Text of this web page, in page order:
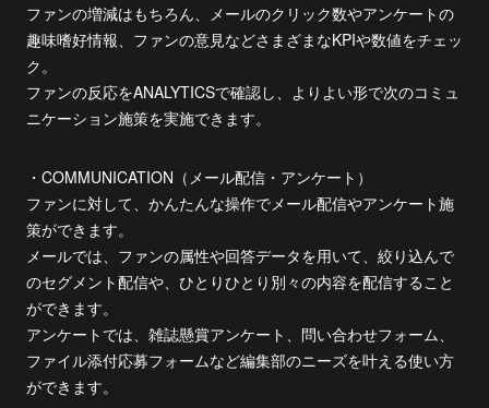
ファンの増減はもちろん、メールのクリック数やアンケートの
趣味嗜好情報、ファンの意見などさまざまなKPIや数値をチェッ
ク。
ファンの反応をANALYTICSで確認し、よりよい形で次のコミュ
ニケーション施策を実施できます。
・COMMUNICATION（メール配信・アンケート）
ファンに対して、かんたんな操作でメール配信やアンケート施
策ができます。
メールでは、ファンの属性や回答データを用いて、絞り込んで
のセグメント配信や、ひとりひとり別々の内容を配信すること
ができます。
アンケートでは、雑誌懸賞アンケート、問い合わせフォーム、
ファイル添付応募フォームなど編集部のニーズを叶える使い方
ができます。